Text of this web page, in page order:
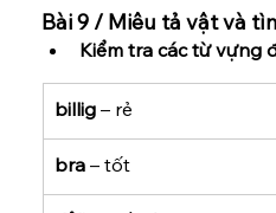
Bài 9 / Miêu tả vật và
Kiểm tra các từ vựng
billig – rẻ
bra – tốt